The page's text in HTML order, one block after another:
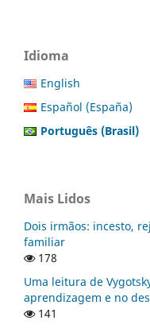
Idioma
English
Español (España)
Português (Brasil)
Mais Lidos
Dois irmãos: incesto,
familiar
178
Uma leitura de
aprendizagem e no
141